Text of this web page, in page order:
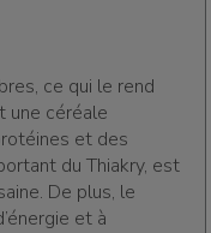
ce qui le rend
une céréale
et des
du Thiakry, est
De plus, le
et à